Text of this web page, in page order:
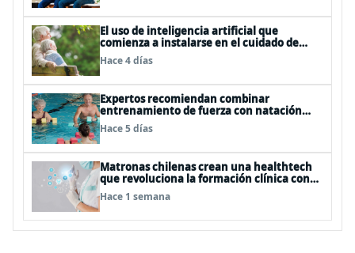
El uso de inteligencia artificial que
comienza a instalarse en el cuidado de
personas mayores
Hace 4 días
Expertos recomiendan combinar
entrenamiento de fuerza con natación
para fortalecer la salud
Hace 5 días
Matronas chilenas crean una healthtech
que revoluciona la formación clínica con
simuladores inteligentes
Hace 1 semana